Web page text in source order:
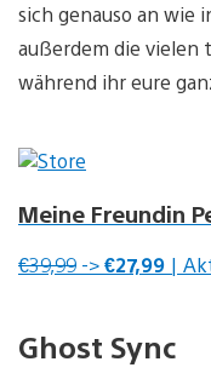
sich genauso an wie
außerdem die vielen
während ihr eure
Meine Freundin
€39,99 ->€27,99 |
Ghost Sync